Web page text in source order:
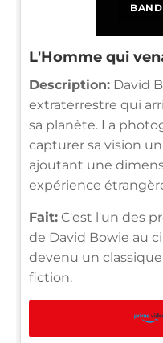
L'Homme qui
Description: David
extraterrestre qui
sa planète. La
capturer sa vision
ajoutant une
expérience
Fait: C'est l'un des
de David Bowie au
devenu un
fiction.